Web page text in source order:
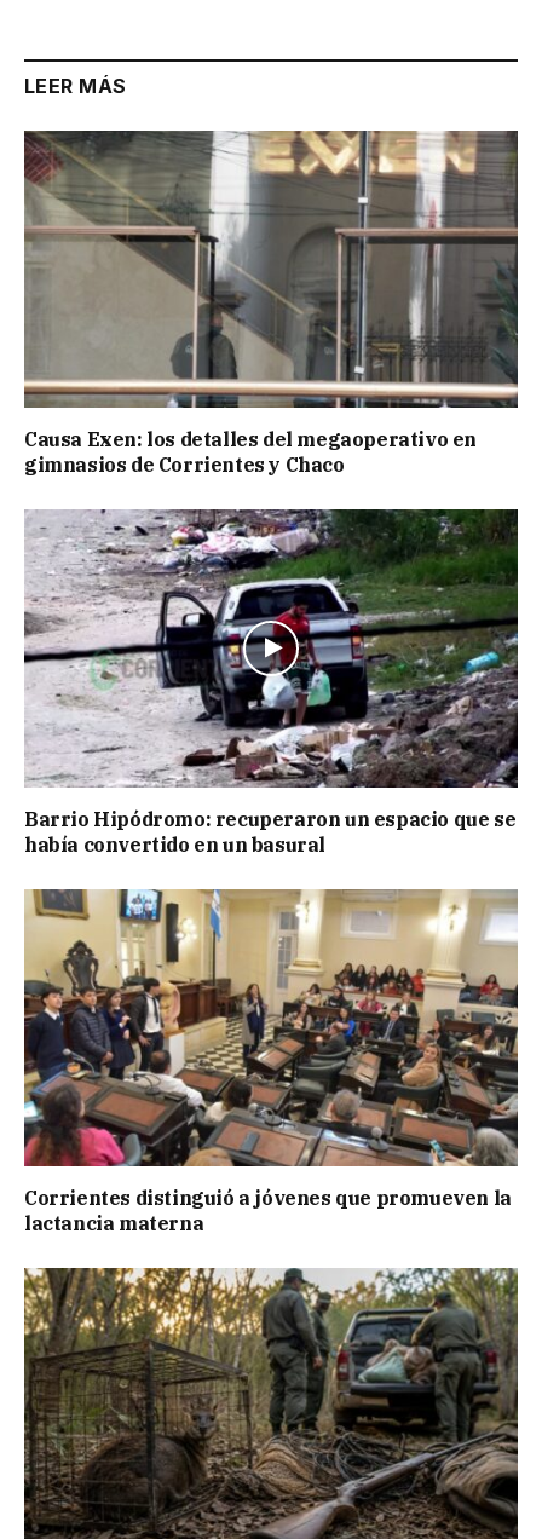
LEER MÁS
Causa Exen: los detalles del megaoperativo en
gimnasios de Corrientes y Chaco
Barrio Hipódromo: recuperaron un espacio que se
había convertido en un basural
Corrientes distinguió a jóvenes que promueven la
lactancia materna